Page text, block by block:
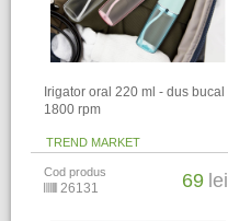
Irigator oral 220 ml - dus bucal
1800 rpm
TREND MARKET
Cod produs
26131 69 lei